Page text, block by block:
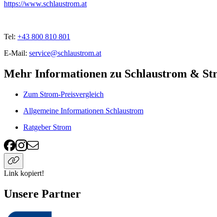
https://www.schlaustrom.at
Tel: +43 800 810 801
E-Mail: service@schlaustrom.at
Mehr Informationen zu Schlaustrom &
Zum Strom-Preisvergleich
Allgemeine Informationen Schlaustrom
Ratgeber Strom
Link kopiert!
Unsere Partner